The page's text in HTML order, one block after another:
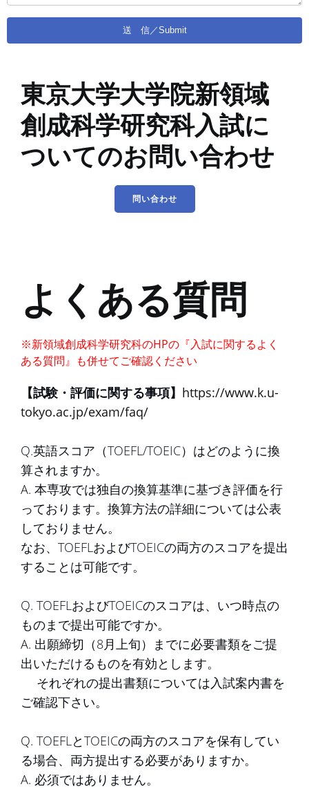
東京大学大学院新領域
創成科学研究科入試に
ついてのお問い合わせ
問い合わせ
よくある質問
※新領域創成科学研究科のHPの『入試に関するよく
ある質問』も併せてご確認ください
【試験・評価に関する事項】 https://www.k.u-
tokyo.ac.jp/exam/faq/
Q.英語スコア（TOEFL/TOEIC）はどのように換
算されますか。
A. 本専攻では独自の換算基準に基づき評価を行
っております。換算方法の詳細については公表
しておりません。
なお、TOEFLおよびTOEICの両方のスコアを提出
することは可能です。
Q. TOEFLおよびTOEICのスコアは、いつ時点の
ものまで提出可能ですか。
A. 出願締切（8月上旬）までに必要書類をご提
出いただけるものを有効とします。
それぞれの提出書類については入試案内書を
ご確認下さい。
Q. TOEFLとTOEICの両方のスコアを保有してい
る場合、両方提出する必要がありますか。
A. 必須ではありません。